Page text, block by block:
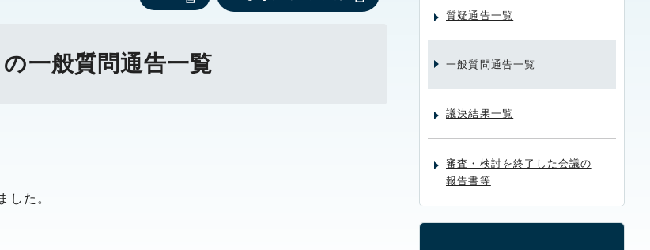
一般質問通告一覧
した。
質疑通告一覧
一般質問通告一覧
議決結果一覧
審査・検討を終了した会議の
報告書等